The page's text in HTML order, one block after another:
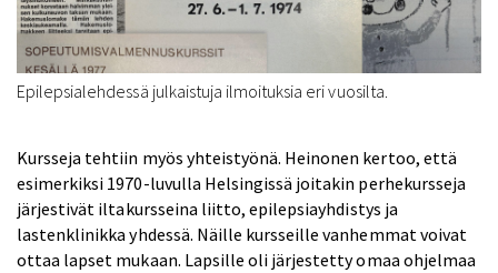
Epilepsialehdessä julkaistuja ilmoituksia eri vuosilta.
Kursseja tehtiin myös yhteistyönä. Heinonen kertoo, että
esimerkiksi 1970-luvulla Helsingissä joitakin perhekursseja
järjestivät iltakursseina liitto, epilepsiayhdistys ja
lastenklinikka yhdessä. Näille kursseille vanhemmat voivat
ottaa lapset mukaan. Lapsille oli järjestetty omaa ohjelmaa